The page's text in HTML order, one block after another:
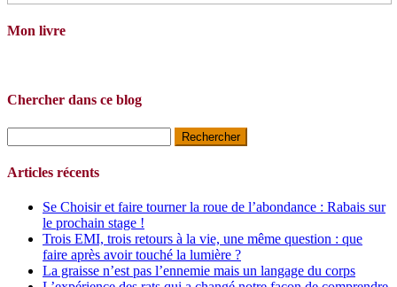
Mon livre
Chercher dans ce blog
Articles récents
Se Choisir et faire tourner la roue de l’abondance : Rabais sur
le prochain stage !
Trois EMI, trois retours à la vie, une même question : que
faire après avoir touché la lumière ?
La graisse n’est pas l’ennemie mais un langage du corps